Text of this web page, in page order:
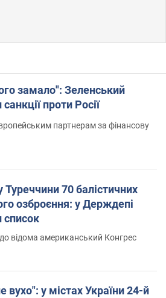
замало": Зеленський
проти Росії
партнерам за фінансову
Туреччини 70 балістичних
озброєння: у Держдепі
відома американський Конгрес
вухо": у містах України 24-й